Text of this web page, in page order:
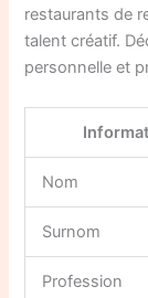
restaurants de
talent créatif.
personnelle et
Nom
Surnom
Profession